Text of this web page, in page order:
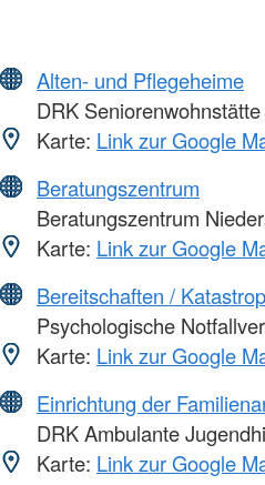
Alten- und Pflegeheime
DRK
Karte: Link zur Google
Beratungszentrum
Beratungszentrum
Karte: Link zur Google
Bereitschaften /
Psychologische
Karte: Link zur Google
Einrichtung der
DRK Ambulante
Karte: Link zur Google